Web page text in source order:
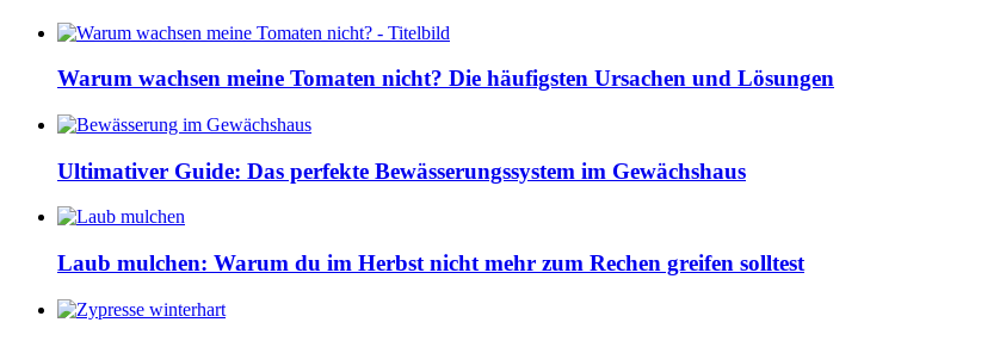
Warum wachsen meine Tomaten nicht? Die häufigsten Ursachen und Lösungen
Ultimativer Guide: Das perfekte Bewässerungssystem im Gewächshaus
Laub mulchen: Warum du im Herbst nicht mehr zum Rechen greifen solltest